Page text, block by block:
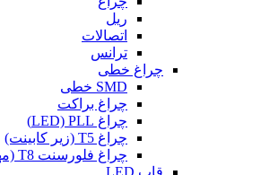
ریل
اتصالات
ترانس
چراغ خطی
SMD خطی
چراغ براکت
چراغ LED) PLL)
چراغ T5 (زیر کابینت)
چراغ فلورسنت T8 (مهتابی)
قاب LED